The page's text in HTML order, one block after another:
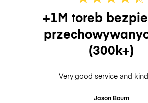
+1M toreb
(300k+)
Very good service and
Jason Bourn